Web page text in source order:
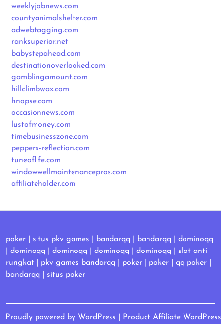
weeklyjobnews.com
countyanimalshelter.com
adwebtagging.com
ranksuperior.net
babystepahead.com
destinationoverlooked.com
gamblingamount.com
hillclimbwax.com
hnopse.com
occasionnews.com
lustofmoney.com
timebusinesszone.com
peppers-reflection.com
tuneoflife.com
windowwellmaintenancepros.com
affiliateholder.com
poker situs pkv games bandarqq bandarqq
dominoqq
dominoqq dominoqq dominoqq dominoqq
slot anti
rungkat
pkv games bandarqq poker poker qq poker
bandarqq
situs poker
Proudly powered by WordPress Product Affiliate WordPress